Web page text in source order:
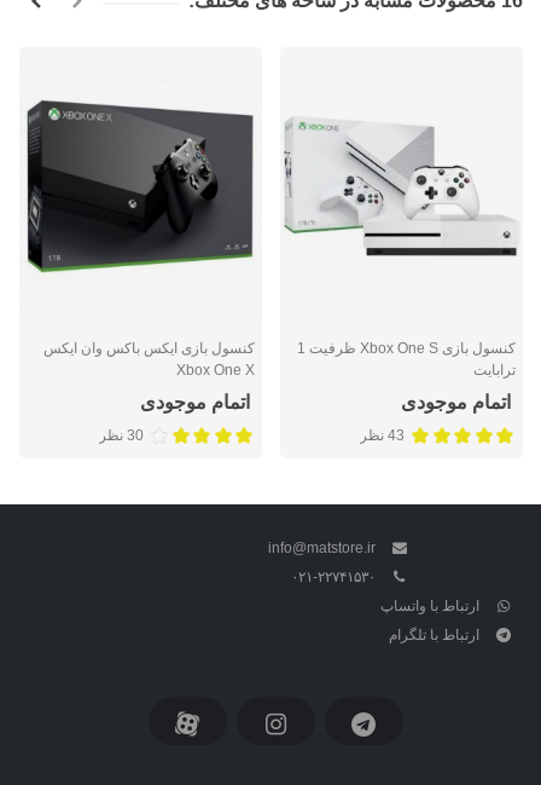
کنسول بازی Xbox One S ظرفیت 1
ترابایت
اتمام موجودی
43 نظر
کنسول بازی ایکس باکس وان ایکس
Xbox One X
اتمام موجودی
30 نظر
info@matstore.ir
۰۲۱-۲۲۷۴۱۵۳۰
ارتباط با واتساپ
ارتباط با تلگرام